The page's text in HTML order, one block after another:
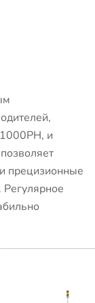
и
прецизионные